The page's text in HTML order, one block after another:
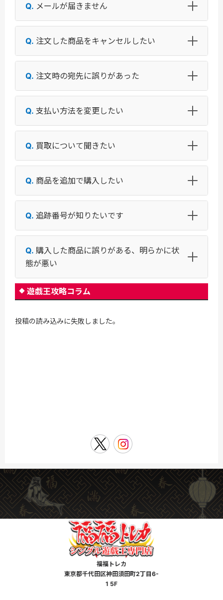
メールが届きません
注文した商品をキャンセルしたい
注文時の宛先に誤りがあった
支払い方法を変更したい
買取について聞きたい
商品を追加で購入したい
追跡番号が知りたいです
購入した商品に誤りがある、明らかに状
態が悪い
遊戯王攻略コラム
投稿の読み込みに失敗しました。
福福トレカ
東京都千代田区神田須田町2丁目6-
1 5F